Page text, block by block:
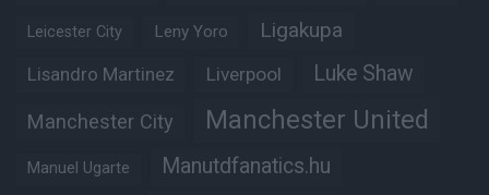
Leicester City Leny Yoro Ligakupa
Lisandro Martinez Liverpool Luke Shaw
Manchester City Manchester United
Manuel Ugarte Manutdfanatics.hu